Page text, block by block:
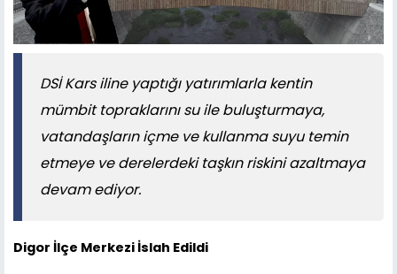
DSİ Kars iline yaptığı yatırımlarla kentin
mümbit topraklarını su ile buluşturmaya,
vatandaşların içme ve kullanma suyu temin
etmeye ve derelerdeki taşkın riskini azaltmaya
devam ediyor.
Digor İlçe Merkezi İslah Edildi